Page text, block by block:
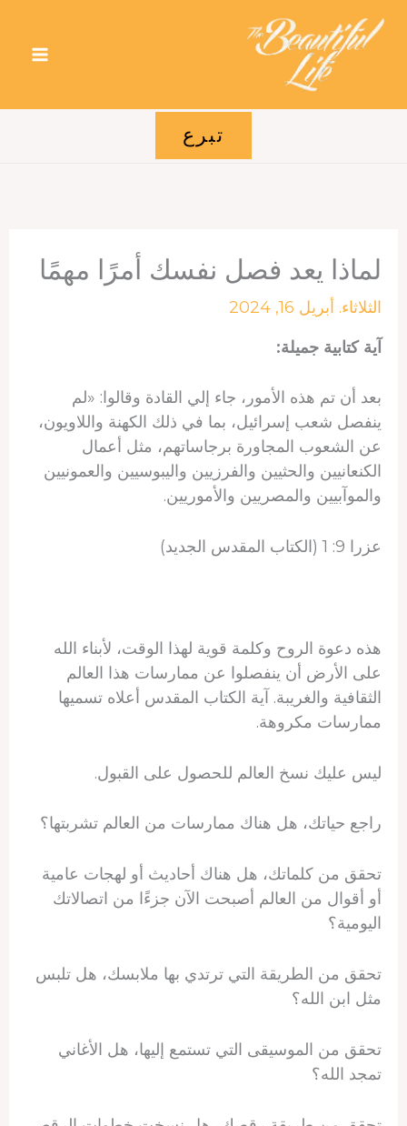
تبرع
لماذا يعد فصل نفسك أمرًا مهمًا
الثلاثاء. أبريل 16, 2024
آية كتابية جميلة:
بعد أن تم هذه الأمور، جاء إلي القادة وقالوا: «لم
ينفصل شعب إسرائيل، بما في ذلك الكهنة واللاويون،
عن الشعوب المجاورة برجاساتهم، مثل أعمال
الكنعانيين والحثيين والفرزيين واليبوسيين والعمونيين
والموآبيين والمصريين والأموريين.
عزرا 9: 1 (الكتاب المقدس الجديد)
هذه دعوة الروح وكلمة قوية لهذا الوقت، لأبناء الله
على الأرض أن ينفصلوا عن ممارسات هذا العالم
الثقافية والغريبة. آية الكتاب المقدس أعلاه تسميها
ممارسات مكروهة.
ليس عليك نسخ العالم للحصول على القبول.
راجع حياتك، هل هناك ممارسات من العالم تشربتها؟
تحقق من كلماتك، هل هناك أحاديث أو لهجات عامية
أو أقوال من العالم أصبحت الآن جزءًا من اتصالاتك
اليومية؟
تحقق من الطريقة التي ترتدي بها ملابسك، هل تلبس
مثل ابن الله؟
تحقق من الموسيقى التي تستمع إليها، هل الأغاني
تمجد الله؟